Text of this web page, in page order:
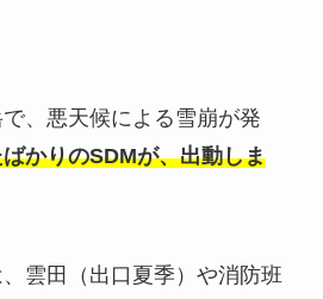
、悪天候による雪崩が発
かりのSDMが、出動しま
雲田（出口夏季）や消防班